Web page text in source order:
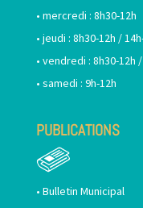
• mercredi : 8h30-12h
• jeudi : 8h30-12h /
• vendredi : 8h30-12h
• samedi : 9h-12h
PUBLICATIONS
• Bulletin Municipal